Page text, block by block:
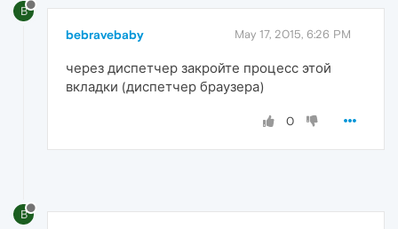
B
bebravebaby May 17, 2015, 6:26 PM
через диспетчер закройте процесс этой
вкладки (диспетчер браузера)
0
B